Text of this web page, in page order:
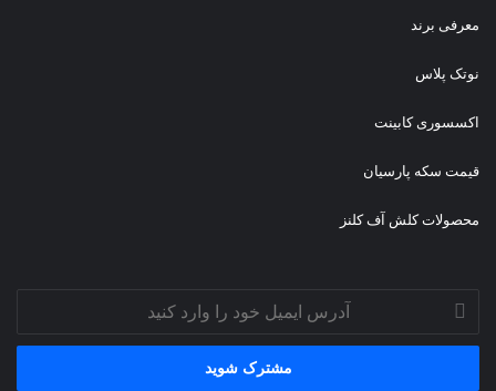
معرفی برند
نوتک پلاس
اکسسوری کابینت
قیمت سکه پارسیان
محصولات کلش آف کلنز
ایمیل
خود